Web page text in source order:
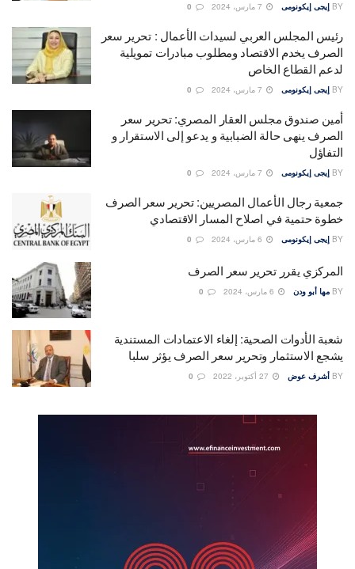
BY إيجى إيكونومى
رئيس المجلس العربي لسيدات الأعمال : تحرير سعر
الصرف يخدم الاقتصاد ومطلوب مبادرات تمويلية
لدعم القطاع الخاص
BY إيجى إيكونومى
أمين صندوق مجلس العقار المصري: تحرير سعر
الصرف ينهى حالة الضبابية و يدعو إلى الاستقرار و
التفاؤل
BY إيجى إيكونومى
جمعية رجال الأعمال المصريين: تحرير سعر الصرف
خطوة حتمية في اصلاح المسار الاقتصادي
BY إيجى إيكونومى
المركزي يقرر تحرير سعر الصرف
BY مها أبو ودن
شعبة الأدوات الصحية: إلغاء الاعتمادات المستندية
يشجع الاستثمار وتحرير سعر الصرف يؤثر سلبا
BY أشرف عوض